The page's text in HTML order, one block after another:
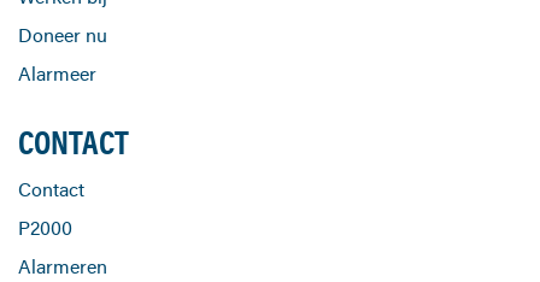
Doneer nu
Alarmeer
CONTACT
Contact
P2000
Alarmeren